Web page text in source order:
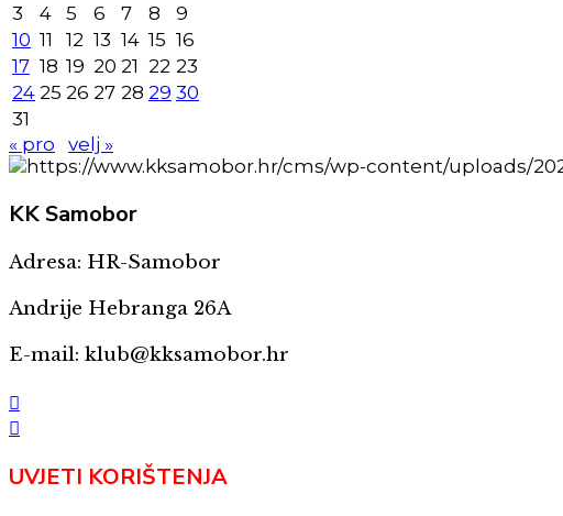
3
4 5 6 7 8
9
10 11 12 13 14 15 16
17 18 19 20 21 22 23
24 25 26 27 28 29 30
31
« pro
velj »
KKSamobor
Adresa: HR-Samobor
Andrije Hebranga 26A
E-mail: klub@kksamobor.hr
UVJETI KORIŠTENJA